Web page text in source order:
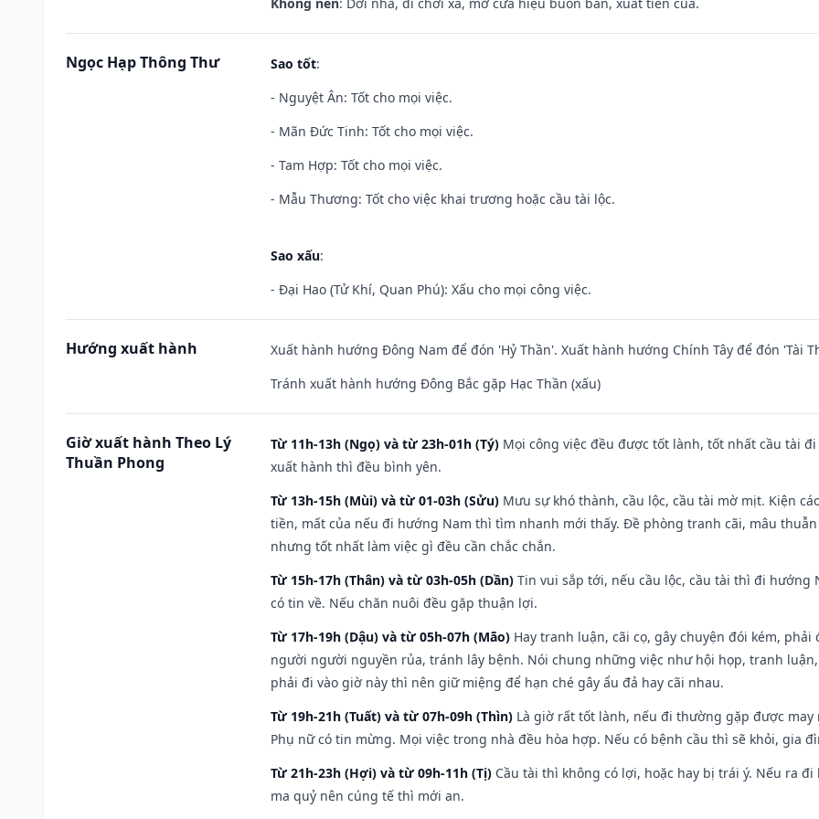
Ngọc Hạp Thông Thư Sao tốt:
- Nguyệt Ân: Tốt cho mọi việc.
- Mãn Đức Tinh: Tốt cho mọi việc.
- Tam Hợp: Tốt cho mọi việc.
- Mẫu Thương: Tốt cho việc khai trương hoặc cầu tài lộc.
Sao xấu:
- Đại Hao (Tử Khí, Quan Phú): Xấu cho mọi công việc.
Hướng xuất hành
Xuất hành hướng Đông Nam để đón 'Hỷ Thần'. Xuất hành hướng Chính Tây để đón 'Tài
Tránh xuất hành hướng Đông Bắc gặp Hạc Thần (xấu)
Giờ xuất hành Theo Lý
Thuần Phong
Từ 11h-13h (Ngọ) và từ 23h-01h (Tý) Mọi công việc đều được tốt lành, tốt nhất cầu tài
xuất hành thì đều bình yên.
Từ 13h-15h (Mùi) và từ 01-03h (Sửu) Mưu sự khó thành, cầu lộc, cầu tài mờ mịt. Kiện
tiền, mất của nếu đi hướng Nam thì tìm nhanh mới thấy. Đề phòng tranh cãi, mâu
nhưng tốt nhất làm việc gì đều cần chắc chắn.
Từ 15h-17h (Thân) và từ 03h-05h (Dần) Tin vui sắp tới, nếu cầu lộc, cầu tài thì đi
có tin về. Nếu chăn nuôi đều gặp thuận lợi.
Từ 17h-19h (Dậu) và từ 05h-07h (Mão) Hay tranh luận, cãi cọ, gây chuyện đói kém,
người người nguyền rủa, tránh lây bệnh. Nói chung những việc như hội họp, tranh
phải đi vào giờ này thì nên giữ miệng để hạn ché gây ẩu đả hay cãi nhau.
Từ 19h-21h (Tuất) và từ 07h-09h (Thìn) Là giờ rất tốt lành, nếu đi thường gặp được
Phụ nữ có tin mừng. Mọi việc trong nhà đều hòa hợp. Nếu có bệnh cầu thì sẽ khỏi, gia
Từ 21h-23h (Hợi) và từ 09h-11h (Tị) Cầu tài thì không có lợi, hoặc hay bị trái ý. Nếu ra
ma quỷ nên cúng tế thì mới an.